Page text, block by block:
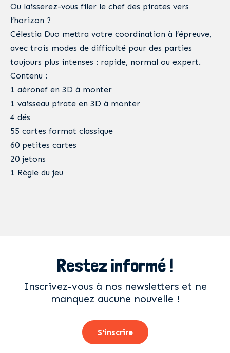
Ou laisserez-vous filer le chef des pirates vers
l’horizon ?
Célestia Duo mettra votre coordination à l’épreuve,
avec trois modes de difficulté pour des parties
toujours plus intenses : rapide, normal ou expert.
Contenu :
1 aéronef en 3D à monter
1 vaisseau pirate en 3D à monter
4 dés
55 cartes format classique
60 petites cartes
20 jetons
1 Règle du jeu
Restez informé !
Inscrivez-vous à nos newsletters et ne
manquez aucune nouvelle !
S'inscrire